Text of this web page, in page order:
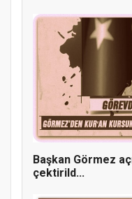
Başkan Görmez
çektirild...